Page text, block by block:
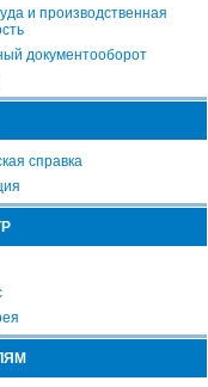
и производственная
документооборот
справка